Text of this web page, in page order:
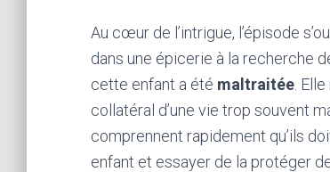
Au cœur de l’intrigue, l’épisode
dans une épicerie à la recherche
cette enfant a été maltraitée .
collatéral d’une vie trop souvent
comprennent rapidement qu’ils
enfant et essayer de la protéger